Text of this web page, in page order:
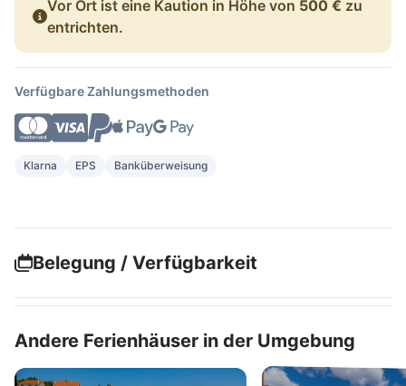
Vor Ort ist eine Kaution in Höhe von 500 € zu
entrichten.
Verfügbare Zahlungsmethoden
Klarna EPS Banküberweisung
Belegung / Verfügbarkeit
Andere Ferienhäuser in der Umgebung